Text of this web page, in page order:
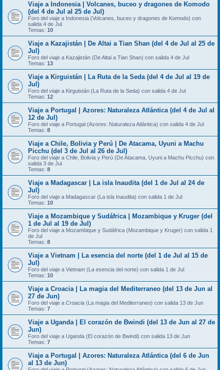
Viaje a Indonesia | Volcanes, buceo y dragones de Komodo
(del 4 de Jul al 25 de Jul)
Foro del viaje a Indonesia (Volcanes, buceo y dragones de Komodo) con
salida 4 de Jul
Temas: 10
Viaje a Kazajistán | De Altai a Tian Shan (del 4 de Jul al 25 de
Jul)
Foro del viaje a Kazajistán (De Altai a Tian Shan) con salida 4 de Jul
Temas: 13
Viaje a Kirguistán | La Ruta de la Seda (del 4 de Jul al 19 de
Jul)
Foro del viaje a Kirguistán (La Ruta de la Seda) con salida 4 de Jul
Temas: 12
Viaje a Portugal | Azores: Naturaleza Atlántica (del 4 de Jul al
12 de Jul)
Foro del viaje a Portugal (Azores: Naturaleza Atlántica) con salida 4 de Jul
Temas: 8
Viaje a Chile, Bolivia y Perú | De Atacama, Uyuni a Machu
Picchu (del 3 de Jul al 26 de Jul)
Foro del viaje a Chile, Bolivia y Perú (De Atacama, Uyuni a Machu Picchu) con
salida 3 de Jul
Temas: 8
Viaje a Madagascar | La isla Inaudita (del 1 de Jul al 24 de
Jul)
Foro del viaje a Madagascar (La isla Inaudita) con salida 1 de Jul
Temas: 10
Viaje a Mozambique y Sudáfrica | Mozambique y Kruger (del
1 de Jul al 19 de Jul)
Foro del viaje a Mozambique y Sudáfrica (Mozambique y Kruger) con salida 1
de Jul
Temas: 8
Viaje a Vietnam | La esencia del norte (del 1 de Jul al 15 de
Jul)
Foro del viaje a Vietnam (La esencia del norte) con salida 1 de Jul
Temas: 10
Viaje a Croacia | La magia del Mediterraneo (del 13 de Jun al
27 de Jun)
Foro del viaje a Croacia (La magia del Mediterraneo) con salida 13 de Jun
Temas: 7
Viaje a Uganda | El corazón de Bwindi (del 13 de Jun al 27 de
Jun)
Foro del viaje a Uganda (El corazón de Bwindi) con salida 13 de Jun
Temas: 7
Viaje a Portugal | Azores: Naturaleza Atlántica (del 6 de Jun
al 13 de Jun)